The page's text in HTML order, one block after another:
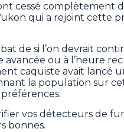
cessé complètement
qui a rejoint cette
de si l’on devrait
ou à l’heure
caquiste avait lancé
la population sur
vos détecteurs de
bonnes.